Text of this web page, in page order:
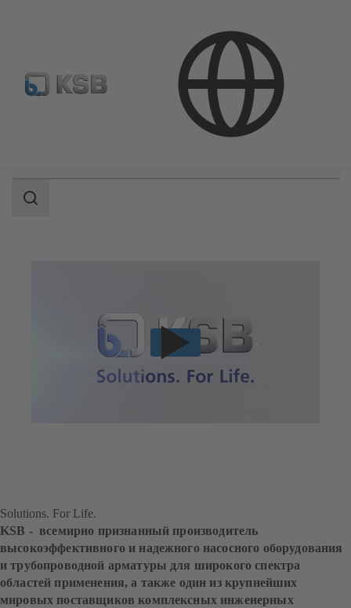
Где купить?
Область
Solutions. For Life.
KSB - всемирно признанный производитель
высокоэффективного и надежного насосного оборудования
и трубопроводной арматуры для широкого спектра
областей применения, а также один из крупнейших
мировых поставщиков комплексных инженерных